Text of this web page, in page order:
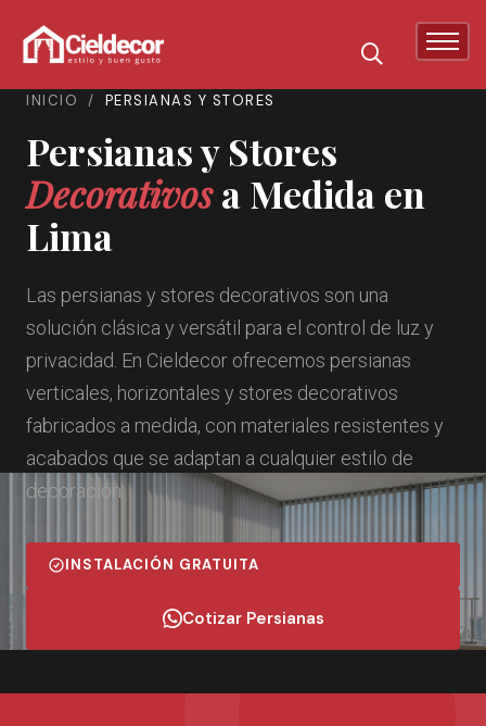
INICIO / PERSIANAS Y STORES
Persianas y Stores
Decorativosa Medida en
Lima
Las persianas y stores decorativos son una
solución clásica y versátil para el control de luz y
privacidad. En Cieldecor ofrecemos persianas
verticales, horizontales y stores decorativos
fabricados a medida, con materiales resistentes y
acabados que se adaptan a cualquier estilo de
decoración.
INSTALACIÓN GRATUITA
Cotizar Persianas